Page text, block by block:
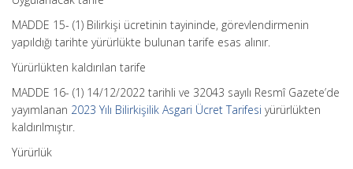
MADDE 15- (1) Bilirkişi ücretinin tayininde, görevlendirmenin
yapıldığı tarihte yürürlükte bulunan tarife esas alınır.
Yürürlükten kaldırılan tarife
MADDE 16- (1) 14/12/2022 tarihli ve 32043 sayılı Resmî Gazete’de
yayımlanan 2023 Yılı Bilirkişilik Asgari Ücret Tarifesi yürürlükten
kaldırılmıştır.
Yürürlük